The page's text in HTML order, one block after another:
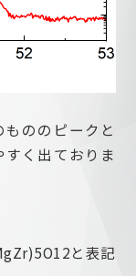
もののピークと
く出ておりま
と表記